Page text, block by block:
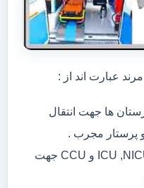
عبارت اند از :
ها جهت انتقال
پرستار مجرب .
اعزام آمبولانس های ICU ,NICU ,PICU و CCU جهت